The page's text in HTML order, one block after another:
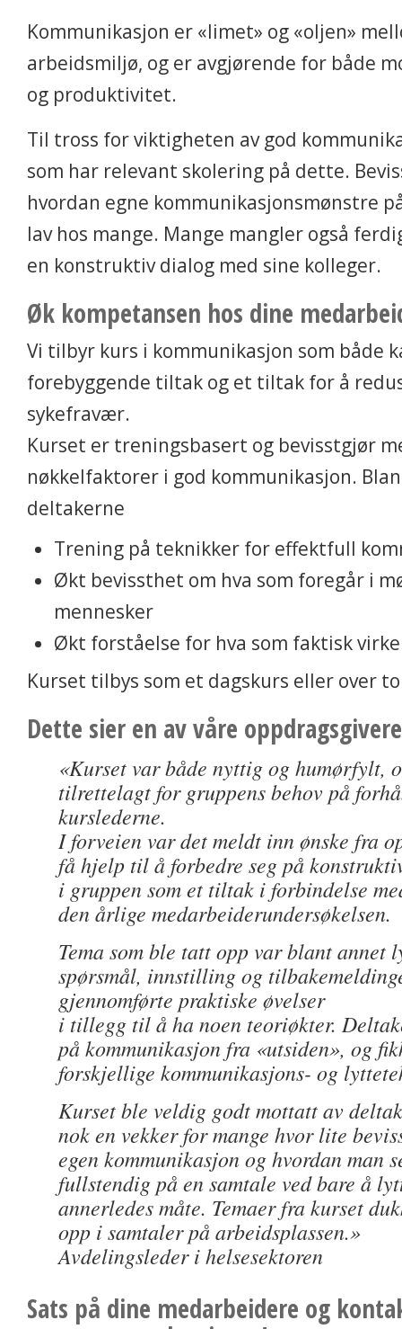
Kommunikasjon er «limet» og «oljen»
arbeidsmiljø, og er avgjørende for både
og produktivitet.
Til tross for viktigheten av god
som har relevant skolering på dette.
hvordan egne kommunikasjonsmønstre
lav hos mange. Mange mangler også
en konstruktiv dialog med sine kolleger.
Øk kompetansen hos dine
Vi tilbyr kurs i kommunikasjon som både
forebyggende tiltak og et tiltak for å
sykefravær.
Kurset er treningsbasert og bevisstgjør
nøkkelfaktorer i god kommunikasjon.
deltakerne
Trening på teknikker for effektfull
Økt bevissthet om hva som foregår i
mennesker
Økt forståelse for hva som faktisk
Kurset tilbys som et dagskurs eller over
Dette sier en av våre
«Kurset var både nyttig og humørfylt,
tilrettelagt for gruppens behov på
kurslederne.
I forveien var det meldt inn ønske fra
få hjelp til å forbedre seg på
i gruppen som et tiltak i forbindelse
den årlige medarbeiderundersøkelsen.
Tema som ble tatt opp var blant annet
spørsmål, innstilling og
gjennomførte praktiske øvelser
i tillegg til å ha noen teoriøkter.
på kommunikasjon fra «utsiden», og
forskjellige kommunikasjons- og
Kurset ble veldig godt mottatt av
nok en vekker for mange hvor lite
egen kommunikasjon og hvordan man
fullstendig på en samtale ved bare å
annerledes måte. Temaer fra kurset
opp i samtaler på arbeidsplassen.»
Avdelingsleder i helsesektoren
Sats på dine medarbeidere og